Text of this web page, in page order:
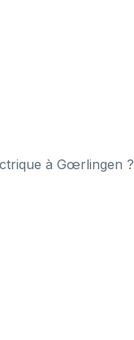
à Gœrlingen ?